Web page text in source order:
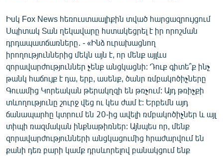
Русский
ՀԵՏԵՎԵՔ ՄԵԶ
«Ազատության» բոլոր կայքերը
Իսկ Fox News հեռուստաալիքին տված հարցազրույցում
Սպիտակ Տան ղեկավարը հստակեցրել է իր որոշման
դրդապատճառները․ - «Ինձ ուրախացնող
իրողություններից մեկն այն է, որ մենք այլևս
զորավարժություններ չենք անցկացնի: Դուք գիտե՞ք ինչ
թանկ հաճույք է դա, երբ, ասենք, ծանր ռմբակոծիչները
Գուամից Կորեական թերակղզի են թռչում: Այդ թռիչքի
տևողությունը շուրջ վեց ու կես ժամ է: Երբեմն այդ
ճանապարհը կտրում են 20-ից ավելի ռմբակոծիչներ և այլ
տիպի ռազմական ինքնաթիռներ: Այնպես որ, մենք
զորավարժությունների անցկացումից հրաժարվում են
քանի դեռ բարի կամք դրսևորելով բանակցում ենք